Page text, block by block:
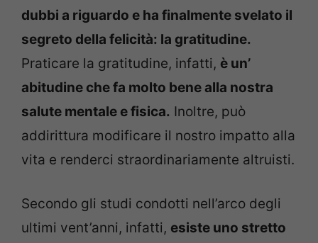
dubbi a riguardo e ha finalmente svelato il
segreto della felicità: la gratitudine.
Praticare la gratitudine, infatti, è un’
abitudine che fa molto bene alla nostra
salute mentale e fisica. Inoltre, può
addirittura modificare il nostro impatto alla
vita e renderci straordinariamente altruisti.
Secondo gli studi condotti nell’arco degli
ultimi vent’anni, infatti, esiste uno stretto